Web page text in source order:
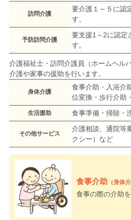
訪問介護
要介護１～５に認
す。
予防訪問介護
要支援1～2に認定
す。
介護福祉士・訪問介護員（ホームヘル
介護や家事の援助を行います。
身体介護
食事介助・入浴介
位変換・歩行介助
生活援助 食事準備・掃除・
その他サービス
介護相談、通院等
クシー）など
食事介助 （身体介
食事の際の介助を